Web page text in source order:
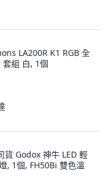
LA200R K1 RGB 全
套組 白, 1個
貨 Godox 神牛 LED 輕
, 1個, FH50Bi 雙色溫